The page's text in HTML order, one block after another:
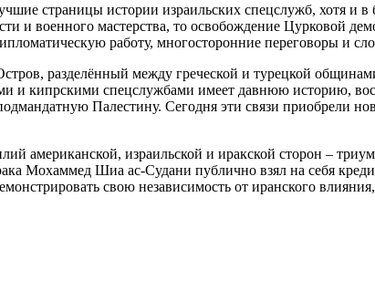
страницы истории израильских спецслужб, хотя и
и военного мастерства, то освобождение Цурковой
работу, многосторонние переговоры и
разделённый между греческой и турецкой
и кипрскими спецслужбами имеет давнюю историю,
Палестину. Сегодня эти связи приобрели
американской, израильской и иракской сторон –
Мохаммед Шиа ас-Судани публично взял на себя
свою независимость от иранского